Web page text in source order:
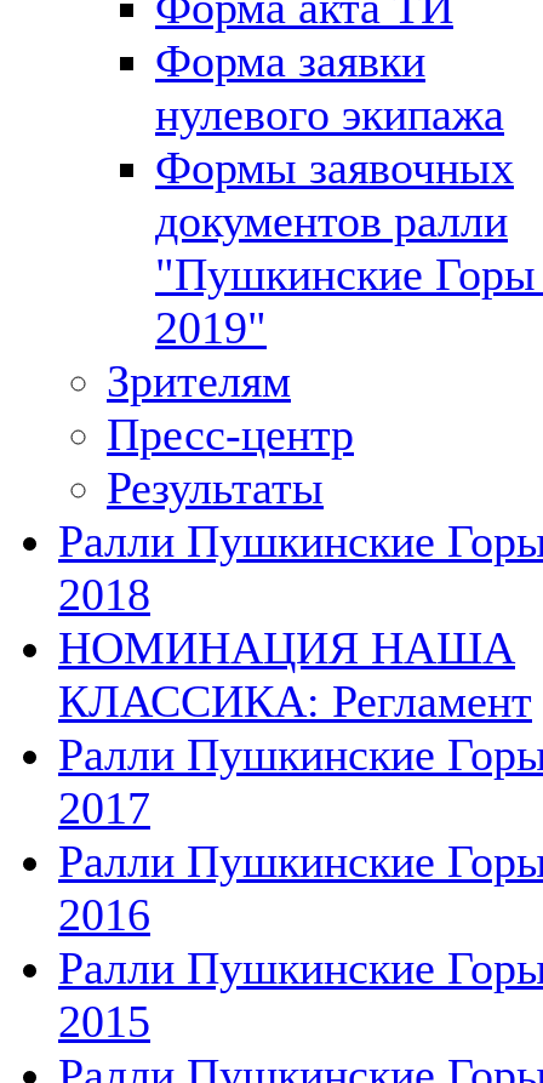
Форма заявки
нулевого экипажа
Формы заявочных
документов ралли
"Пушкинские
2019"
Зрителям
Пресс-центр
Результаты
Ралли Пушкинские
2018
НОМИНАЦИЯ НАША
КЛАССИКА: Регламент
Ралли Пушкинские
2017
Ралли Пушкинские
2016
Ралли Пушкинские
2015